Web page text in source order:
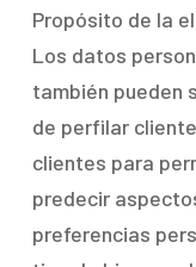
Propósito de la
Los datos
también pueden
de perfilar
clientes para
predecir
preferencias